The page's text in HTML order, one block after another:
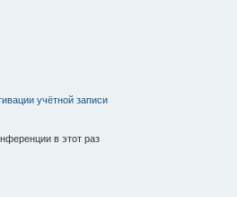
учётной записи
в этот раз